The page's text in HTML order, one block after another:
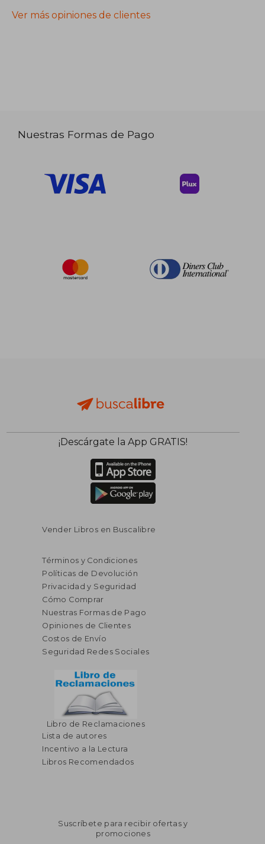
Ver más opiniones de clientes
Nuestras Formas de Pago
¡Descárgate la App GRATIS!
Vender Libros en Buscalibre
Términos y Condiciones
Políticas de Devolución
Privacidad y Seguridad
Cómo Comprar
Nuestras Formas de Pago
Opiniones de Clientes
Costos de Envío
Seguridad Redes Sociales
Libro de Reclamaciones
Lista de autores
Incentivo a la Lectura
Libros Recomendados
Suscríbete para recibir ofertas y
promociones